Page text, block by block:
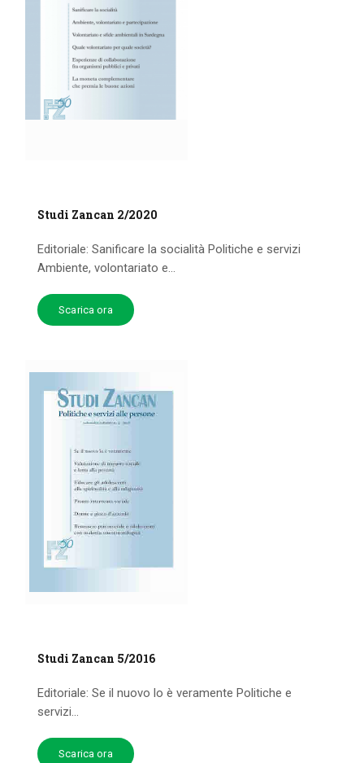
Studi Zancan 2/2020
Editoriale: Sanificare la socialità Politiche e servizi
Ambiente, volontariato e...
Scarica ora
Studi Zancan 5/2016
Editoriale: Se il nuovo lo è veramente Politiche e
servizi...
Scarica ora